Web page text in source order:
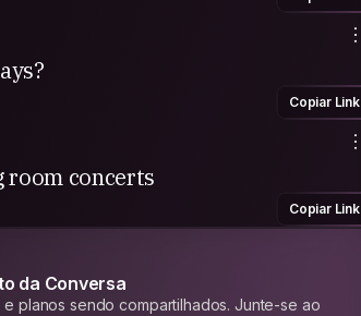
Copiar Link
room concerts
Copiar Link
da Conversa
planos sendo compartilhados. Junte-se ao